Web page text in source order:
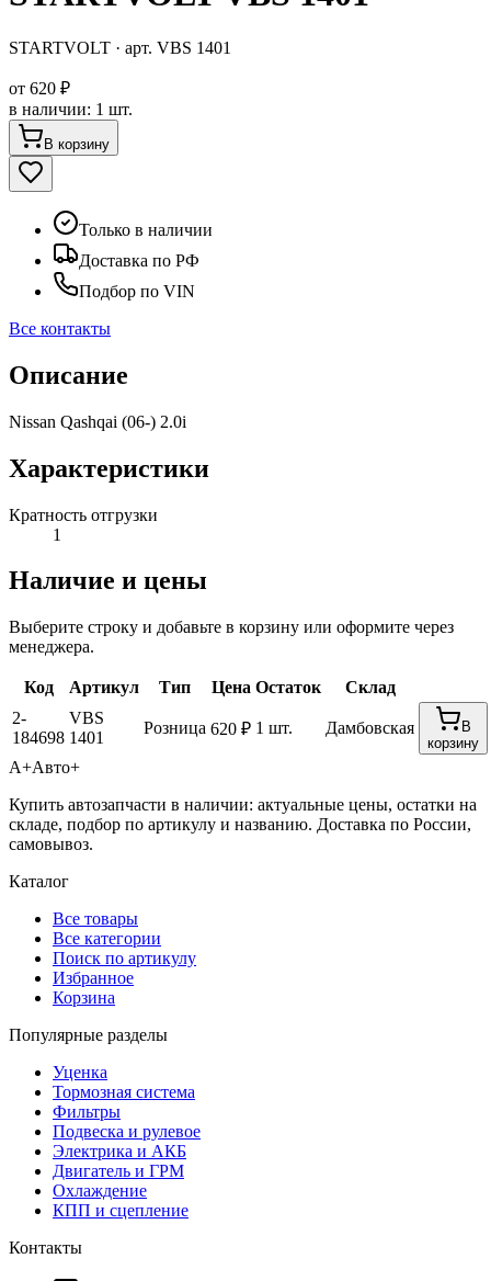
STARTVOLT · арт. VBS 1401
от 620 ₽
в наличии: 1 шт.
В корзину
Только в наличии
Доставка по РФ
Подбор по VIN
Все контакты
Описание
Nissan Qashqai (06-) 2.0i
Характеристики
Кратность отгрузки
1
Наличие и цены
Выберите строку и добавьте в корзину или оформите через
менеджера.
Код Артикул Тип Цена Остаток
Склад
2-
184698
VBS
1401
Розница 620 ₽ 1 шт. Дамбовская
В
корзину
А+Авто+
Купить автозапчасти в наличии: актуальные цены, остатки на
складе, подбор по артикулу и названию. Доставка по России,
самовывоз.
Каталог
Все товары
Все категории
Поиск по артикулу
Избранное
Корзина
Популярные разделы
Уценка
Тормозная система
Фильтры
Подвеска и рулевое
Электрика и АКБ
Двигатель и ГРМ
Охлаждение
КПП и сцепление
Контакты